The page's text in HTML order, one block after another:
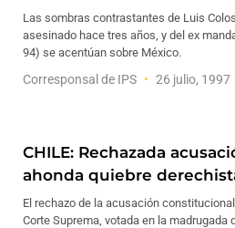
Las sombras contrastantes de Luis
asesinado hace tres años, y del ex
94) se acentúan sobre México.
Corresponsal de IPS 26 julio, 1997
CHILE: Rechazada
ahonda quiebre
El rechazo de la acusación
Corte Suprema, votada en la madrugada